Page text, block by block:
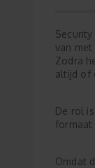
van
Zodra
altijd of
De rol
formaat
Omdat